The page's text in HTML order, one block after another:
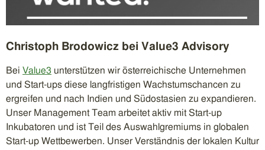
Christoph Brodowicz bei Value3 Advisory
Bei Value3 unterstützen wir österreichische Unternehmen
und Start-ups diese langfristigen Wachstumschancen zu
ergreifen und nach Indien und Südostasien zu expandieren.
Unser Management Team arbeitet aktiv mit Start-up
Inkubatoren und ist Teil des Auswahlgremiums in globalen
Start-up Wettbewerben. Unser Verständnis der lokalen Kultur